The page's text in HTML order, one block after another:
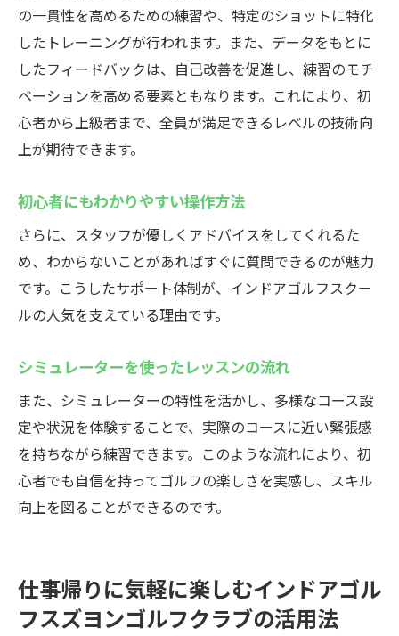
の一貫性を高めるための練習や、特定のショットに特化
したトレーニングが行われます。また、データをもとに
したフィードバックは、自己改善を促進し、練習のモチ
ベーションを高める要素ともなります。これにより、初
心者から上級者まで、全員が満足できるレベルの技術向
上が期待できます。
初心者にもわかりやすい操作方法
さらに、スタッフが優しくアドバイスをしてくれるた
め、わからないことがあればすぐに質問できるのが魅力
です。こうしたサポート体制が、インドアゴルフスクー
ルの人気を支えている理由です。
シミュレーターを使ったレッスンの流れ
また、シミュレーターの特性を活かし、多様なコース設
定や状況を体験することで、実際のコースに近い緊張感
を持ちながら練習できます。このような流れにより、初
心者でも自信を持ってゴルフの楽しさを実感し、スキル
向上を図ることができるのです。
仕事帰りに気軽に楽しむインドアゴル
フスズヨンゴルフクラブの活用法